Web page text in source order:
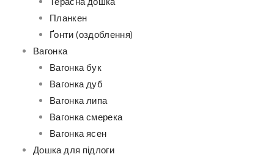
Терасна дошка
Планкен
Ґонти (оздоблення)
Вагонка
Вагонка бук
Вагонка дуб
Вагонка липа
Вагонка смерека
Вагонка ясен
Дошка для підлоги